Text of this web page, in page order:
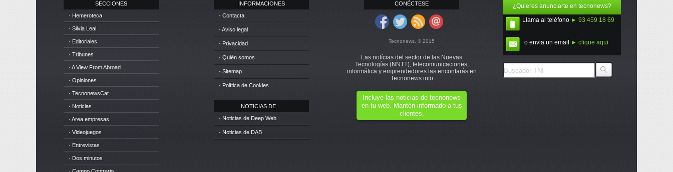
SECCIONES
· Hemeroteca
· Silvia Leal
· Editoriales
· Tribunes
· A View From Abroad
· Opiniones
· TecnonewsCat
· Noticias
· Area empresas
· Videojuegos
· Entrevistas
· Dos minutos
INFORMACIONES
· Contacta
· Aviso legal
· Privacidad
· Quién somos
· Sitemap
· Política de Cookies
NOTICIAS DE ...
· Noticias de Deep Web
· Noticias de DAB
CONÉCTESE
Tecnonews. © 2015
Las notícias del sector de las Nuevas
Tecnologías (NNTT), telecomunicaciones,
informática y emprendedores las encontarás en
Tecnonews.info
Incluye las noticias de tecnonews
en tu web. Mantén informado a tus
clientes.
¿Quieres anunciarte en tecnonews?
Llama al teléfono ► 93 459 18 69
o envia un email ► clique aqui